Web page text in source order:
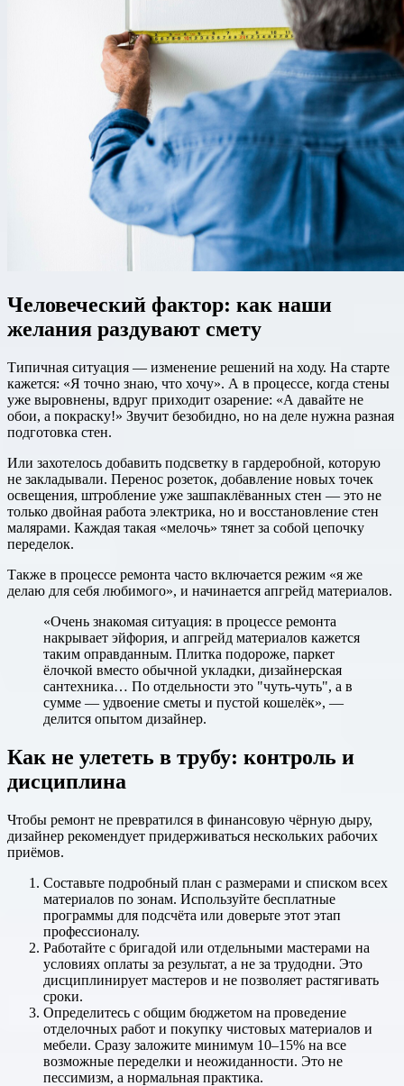
Человеческий фактор: как наши
желания раздувают смету
Типичная ситуация — изменение решений на ходу. На старте
кажется: «Я точно знаю, что хочу». А в процессе, когда стены
уже выровнены, вдруг приходит озарение: «А давайте не
обои, а покраску!» Звучит безобидно, но на деле нужна разная
подготовка стен.
Или захотелось добавить подсветку в гардеробной, которую
не закладывали. Перенос розеток, добавление новых точек
освещения, штробление уже зашпаклёванных стен — это не
только двойная работа электрика, но и восстановление стен
малярами. Каждая такая «мелочь» тянет за собой цепочку
переделок.
Также в процессе ремонта часто включается режим «я же
делаю для себя любимого», и начинается апгрейд материалов.
«Очень знакомая ситуация: в процессе ремонта
накрывает эйфория, и апгрейд материалов кажется
таким оправданным. Плитка подороже, паркет
ёлочкой вместо обычной укладки, дизайнерская
сантехника… По отдельности это "чуть-чуть", а в
сумме — удвоение сметы и пустой кошелёк», —
делится опытом дизайнер.
Как не улететь в трубу: контроль и
дисциплина
Чтобы ремонт не превратился в финансовую чёрную дыру,
дизайнер рекомендует придерживаться нескольких рабочих
приёмов.
Составьте подробный план с размерами и списком всех
материалов по зонам. Используйте бесплатные
программы для подсчёта или доверьте этот этап
профессионалу.
Работайте с бригадой или отдельными мастерами на
условиях оплаты за результат, а не за трудодни. Это
дисциплинирует мастеров и не позволяет растягивать
сроки.
Определитесь с общим бюджетом на проведение
отделочных работ и покупку чистовых материалов и
мебели. Сразу заложите минимум 10–15% на все
возможные переделки и неожиданности. Это не
пессимизм, а нормальная практика.